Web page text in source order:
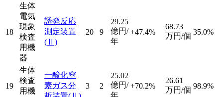
18
生体
電気
現象
検査
用機
器
誘発反応
測定装置
(Ⅱ)
20 9
29.25
億円/
年
+47.4%
68.73
万円/個 35.0%
19
生体
検査
用機
一酸化窒
素ガス分
3 2
25.02
億円/ +70.2%
26.61
万円/個 98.9%